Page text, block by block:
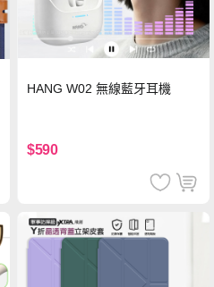
HANG W02 無線藍牙耳機
$590